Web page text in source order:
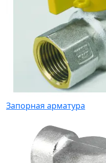
Запорная арматура